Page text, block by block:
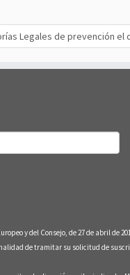
Legales de prevención el
y del Consejo, de 27 de abril de
de tramitar su solicitud de